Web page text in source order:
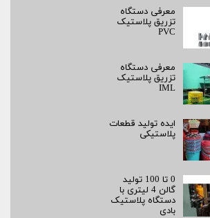
معرفی دستگاه
تزریق پلاستیک
PVC
معرفی دستگاه
تزریق پلاستیک
IML
ایده تولید قطعات
پلاستیکی
0 تا 100 تولید
گالن 4 لیتری با
دستگاه پلاستیک
بادی